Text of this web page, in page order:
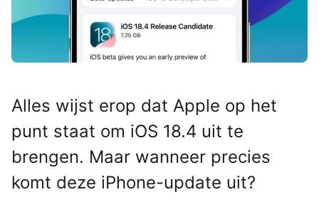
Alles wijst erop dat Apple op het
punt staat om iOS 18.4 uit te
brengen. Maar wanneer precies
komt deze iPhone-update uit?